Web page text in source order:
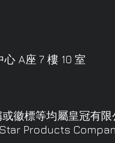
A座 7 樓 10 室
或徽標等均屬皇冠有限
Products